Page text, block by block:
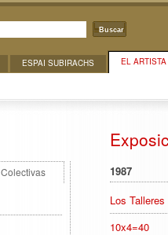
Buscar
EL ARTISTA
ESPAI SUBIRACHS
Colectivas
1987
Los Talleres
10x4=40